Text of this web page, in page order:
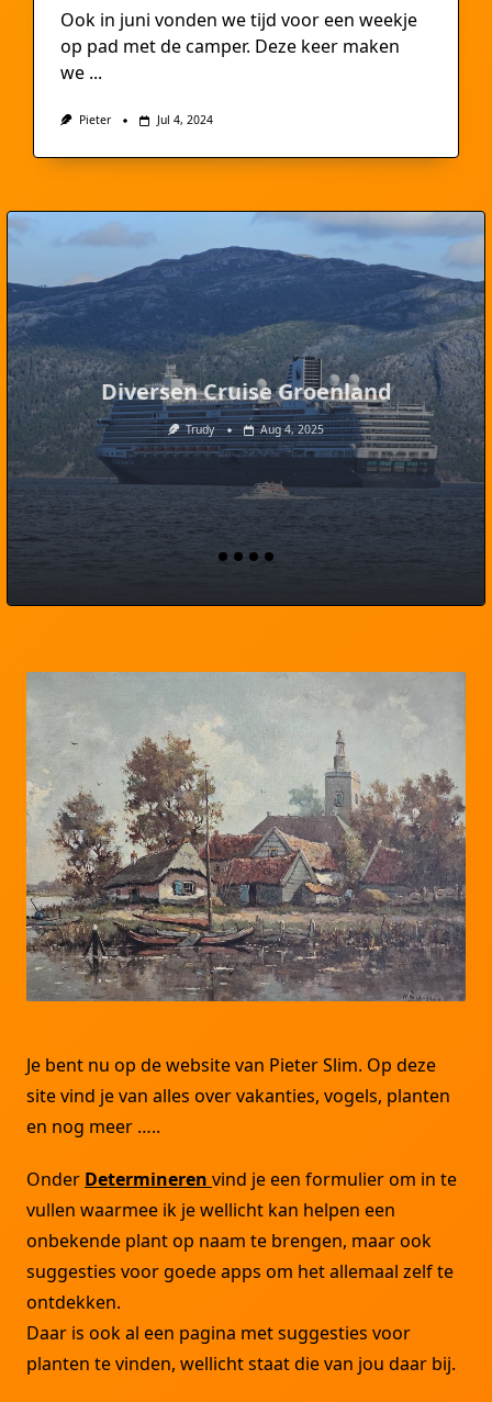
Ook in juni vonden we tijd voor een weekje
op pad met de camper. Deze keer maken
we ...
Pieter Jul 4, 2024
Diversen Cruise Groenland
Trudy Aug 4, 2025
Je bent nu op de website van Pieter Slim. Op deze
site vind je van alles over vakanties, vogels, planten
en nog meer …..
Onder Determineren vind je een formulier om in te
vullen waarmee ik je wellicht kan helpen een
onbekende plant op naam te brengen, maar ook
suggesties voor goede apps om het allemaal zelf te
ontdekken.
Daar is ook al een pagina met suggesties voor
planten te vinden, wellicht staat die van jou daar bij.